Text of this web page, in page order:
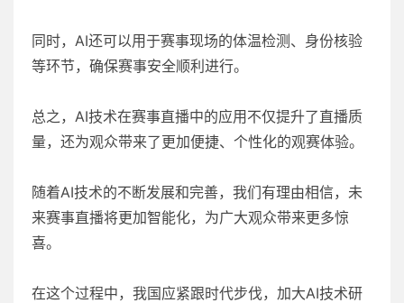
同时，AI还可以用于赛事现场的体温检测、身份核验
等环节，确保赛事安全顺利进行。
总之，AI技术在赛事直播中的应用不仅提升了直播质
量，还为观众带来了更加便捷、个性化的观赛体验。
随着AI技术的不断发展和完善，我们有理由相信，未
来赛事直播将更加智能化，为广大观众带来更多惊
喜。
在这个过程中，我国应紧跟时代步伐，加大AI技术研